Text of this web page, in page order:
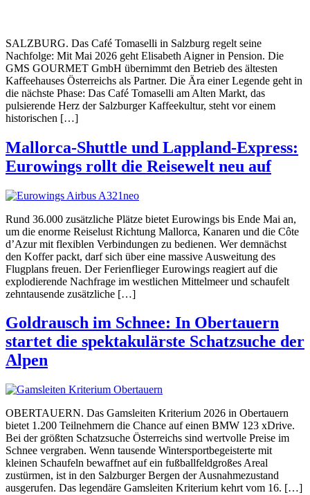
SALZBURG. Das Café Tomaselli in Salzburg regelt seine
Nachfolge: Mit Mai 2026 geht Elisabeth Aigner in Pension. Die
GMS GOURMET GmbH übernimmt den Betrieb des ältesten
Kaffeehauses Österreichs als Partner. Die Ära einer Legende geht in
die nächste Phase: Das Café Tomaselli am Alten Markt, das
pulsierende Herz der Salzburger Kaffeekultur, steht vor einem
historischen […]
Mallorca-Shuttle und Lappland-Express:
Eurowings rollt die Reisewelt neu auf
Rund 36.000 zusätzliche Plätze bietet Eurowings bis Ende Mai an,
um die enorme Reiselust Richtung Mallorca, Kanaren und die Côte
d’Azur mit flexiblen Verbindungen zu bedienen. Wer demnächst
den Koffer packt, darf sich über eine massive Ausweitung des
Flugplans freuen. Der Ferienflieger Eurowings reagiert auf die
explodierende Nachfrage im westlichen Mittelmeer und schaufelt
zehntausende zusätzliche […]
Goldrausch im Schnee: In Obertauern
startet die spektakulärste Schatzsuche der
Alpen
OBERTAUERN. Das Gamsleiten Kriterium 2026 in Obertauern
bietet 1.200 Teilnehmern die Chance auf einen BMW 123 xDrive.
Bei der größten Schatzsuche Österreichs sind wertvolle Preise im
Schnee vergraben. Wenn tausende Wintersportbegeisterte mit
kleinen Schaufeln bewaffnet auf ein fußballfeldgroßes Areal
zustürmen, ist in den Salzburger Bergen der Ausnahmezustand
ausgerufen. Das legendäre Gamsleiten Kriterium kehrt vom 16. […]